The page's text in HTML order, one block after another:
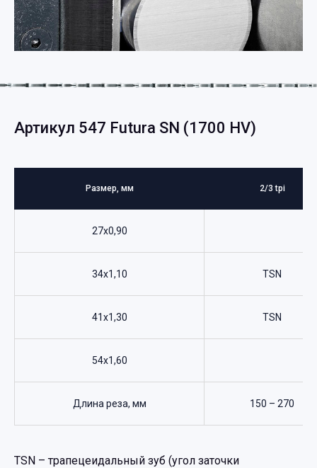
Артикул 547 Futura SN (1700 HV)
Размер, мм 2/3 tpi
27x0,90
34x1,10 ТSN
41x1,30 ТSN
54x1,60
Длина реза, мм 150 – 270
ТSN – трапецеидальный зуб (угол заточки